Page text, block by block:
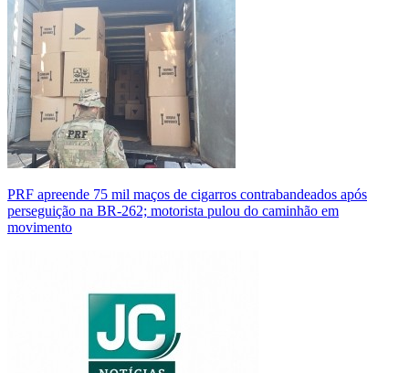
PRF apreende 75 mil maços de cigarros contrabandeados após
perseguição na BR-262; motorista pulou do caminhão em
movimento